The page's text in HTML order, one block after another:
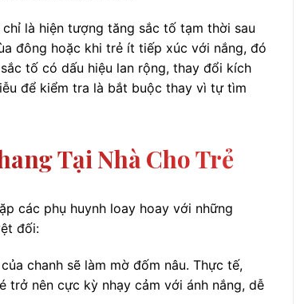
là hiện tượng tăng sắc tố tạm thời sau
đông hoặc khi trẻ ít tiếp xúc với nắng, đó
tố có dấu hiệu lan rộng, thay đổi kích
để kiểm tra là bắt buộc thay vì tự tìm
Tại Nhà Cho Trẻ
các phụ huynh loay hoay với những
đối:
chanh sẽ làm mờ đốm nâu. Thực tế,
trở nên cực kỳ nhạy cảm với ánh nắng, dễ